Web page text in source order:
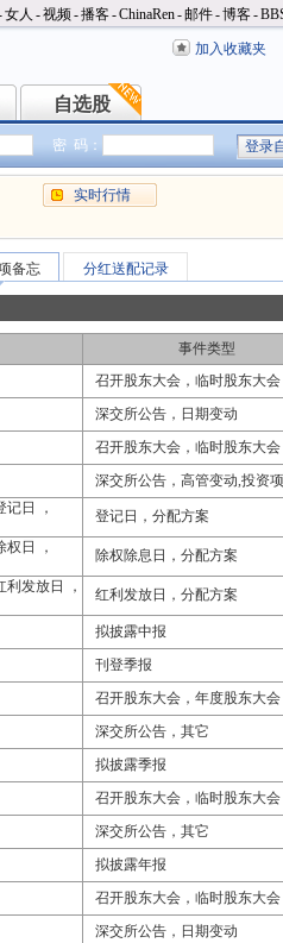
女人 -视频-播客-ChinaRen-邮件-博客-
加入收藏夹
自选股
自选股
密 码：
实时行情
备忘 分红送配记录
事件类型
召开股东大会，临时股东大会
深交所公告，日期变动
召开股东大会，临时股东大会
深交所公告，高管变动,投资
记日 ，
登记日，分配方案
权日 ，
除权除息日，分配方案
利发放日 ，
红利发放日，分配方案
拟披露中报
刊登季报
召开股东大会，年度股东大会
深交所公告，其它
拟披露季报
召开股东大会，临时股东大会
深交所公告，其它
拟披露年报
召开股东大会，临时股东大会
深交所公告，日期变动